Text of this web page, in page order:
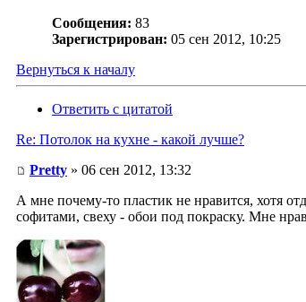
Сообщения: 83
Зарегистрирован: 05 сен 2012, 10:25
Вернуться к началу
Ответить с цитатой
Re: Потолок на кухне - какой лучше?
Pretty » 06 сен 2012, 13:32
А мне почему-то пластик не нравится, хотя
софитами, свеху - обои под покраску. Мне